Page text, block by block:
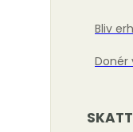
Bliv
Donér